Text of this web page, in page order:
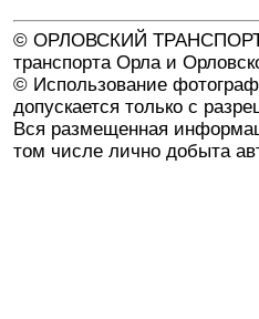
© ОРЛОВСКИЙ ТРАНСПОРТ
транспорта Орла и
© Использование
допускается только с
Вся размещенная
том числе лично добыта